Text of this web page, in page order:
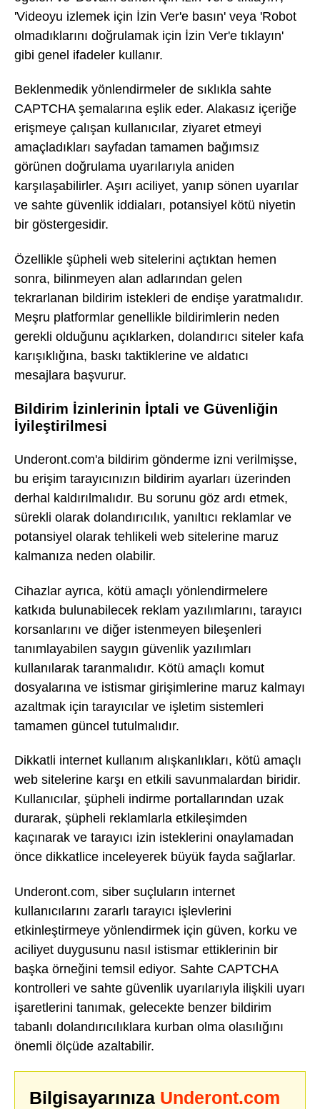
'Videoyu izlemek için İzin Ver'e basın' veya 'Robot
olmadıklarını doğrulamak için İzin Ver'e tıklayın'
gibi genel ifadeler kullanır.
Beklenmedik yönlendirmeler de sıklıkla sahte
CAPTCHA şemalarına eşlik eder. Alakasız içeriğe
erişmeye çalışan kullanıcılar, ziyaret etmeyi
amaçladıkları sayfadan tamamen bağımsız
görünen doğrulama uyarılarıyla aniden
karşılaşabilirler. Aşırı aciliyet, yanıp sönen uyarılar
ve sahte güvenlik iddiaları, potansiyel kötü niyetin
bir göstergesidir.
Özellikle şüpheli web sitelerini açtıktan hemen
sonra, bilinmeyen alan adlarından gelen
tekrarlanan bildirim istekleri de endişe yaratmalıdır.
Meşru platformlar genellikle bildirimlerin neden
gerekli olduğunu açıklarken, dolandırıcı siteler kafa
karışıklığına, baskı taktiklerine ve aldatıcı
mesajlara başvurur.
Bildirim İzinlerinin İptali ve Güvenliğin
İyileştirilmesi
Underont.com'a bildirim gönderme izni verilmişse,
bu erişim tarayıcınızın bildirim ayarları üzerinden
derhal kaldırılmalıdır. Bu sorunu göz ardı etmek,
sürekli olarak dolandırıcılık, yanıltıcı reklamlar ve
potansiyel olarak tehlikeli web sitelerine maruz
kalmanıza neden olabilir.
Cihazlar ayrıca, kötü amaçlı yönlendirmelere
katkıda bulunabilecek reklam yazılımlarını, tarayıcı
korsanlarını ve diğer istenmeyen bileşenleri
tanımlayabilen saygın güvenlik yazılımları
kullanılarak taranmalıdır. Kötü amaçlı komut
dosyalarına ve istismar girişimlerine maruz kalmayı
azaltmak için tarayıcılar ve işletim sistemleri
tamamen güncel tutulmalıdır.
Dikkatli internet kullanım alışkanlıkları, kötü amaçlı
web sitelerine karşı en etkili savunmalardan biridir.
Kullanıcılar, şüpheli indirme portallarından uzak
durarak, şüpheli reklamlarla etkileşimden
kaçınarak ve tarayıcı izin isteklerini onaylamadan
önce dikkatlice inceleyerek büyük fayda sağlarlar.
Underont.com, siber suçluların internet
kullanıcılarını zararlı tarayıcı işlevlerini
etkinleştirmeye yönlendirmek için güven, korku ve
aciliyet duygusunu nasıl istismar ettiklerinin bir
başka örneğini temsil ediyor. Sahte CAPTCHA
kontrolleri ve sahte güvenlik uyarılarıyla ilişkili uyarı
işaretlerini tanımak, gelecekte benzer bildirim
tabanlı dolandırıcılıklara kurban olma olasılığını
önemli ölçüde azaltabilir.
Bilgisayarınıza Underont.com